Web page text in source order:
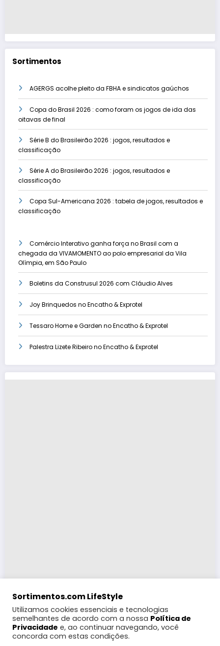
Sortimentos
AGERGS acolhe pleito da FBHA e sindicatos gaúchos
Copa do Brasil 2026 : como foram os jogos de ida das
oitavas de final
Série B do Brasileirão 2026 : jogos, resultados e
classificação
Série A do Brasileirão 2026 : jogos, resultados e
classificação
Copa Sul-Americana 2026 : tabela de jogos, resultados e
classificação
Comércio Interativo ganha força no Brasil com a
chegada da VIVAMOMENTO ao polo empresarial da Vila
Olímpia, em São Paulo
Boletins da Construsul 2026 com Cláudio Alves
Joy Brinquedos no Encatho & Exprotel
Tessaro Home e Garden no Encatho & Exprotel
Palestra Lizete Ribeiro no Encatho & Exprotel
Eventos e Feiras
Sortimentos.com LifeStyle
Utilizamos cookies essenciais e tecnologias
semelhantes de acordo com a nossa Política de
Privacidade e, ao continuar navegando, você
concorda com estas condições.